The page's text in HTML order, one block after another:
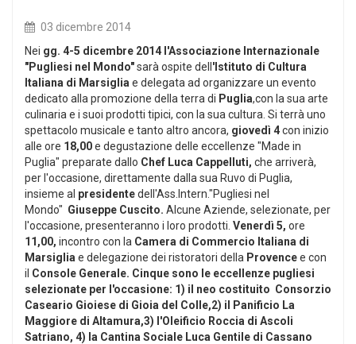
03 dicembre 2014
Nei gg. 4-5 dicembre 2014 l'Associazione Internazionale
"Pugliesi nel Mondo"sarà ospite dell 'Istituto di Cultura
Italiana di Marsiglia e delegata ad organizzare un evento
dedicato alla promozione della terra di Puglia,con la sua arte
culinaria e i suoi prodotti tipici, con la sua cultura. Si terrà uno
spettacolo musicale e tanto altro ancora, giovedì 4con inizio
alle ore 18,00e degustazione delle eccellenze "Made in
Puglia" preparate dallo Chef Luca Cappelluti, che arriverà,
per l'occasione, direttamente dalla sua Ruvo di Puglia,
insieme al presidentedell'Ass.Intern."Pugliesi nel
Mondo" Giuseppe Cuscito. Alcune Aziende, selezionate, per
l'occasione, presenteranno i loro prodotti. Venerdì 5, ore
11,00, incontro con la Camera di Commercio Italiana di
Marsiglia e delegazione dei ristoratori della Provencee con
il Console Generale. Cinque sono le eccellenze pugliesi
selezionate per l'occasione: 1) il neo costituito Consorzio
Caseario Gioiese di Gioia del Colle,2) il Panificio La
Maggiore di Altamura,3) l'Oleificio Roccia di Ascoli
Satriano, 4) la Cantina Sociale Luca Gentile di Cassano